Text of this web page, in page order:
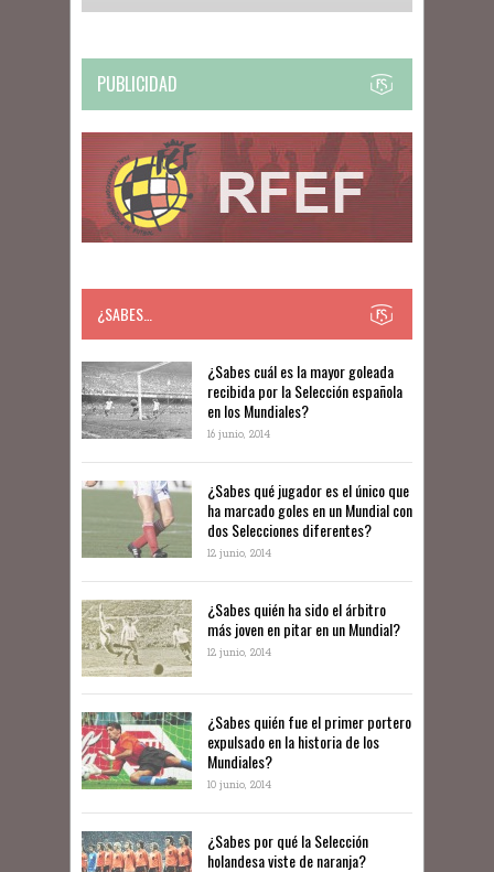
PUBLICIDAD
¿SABES…
​​¿Sabes cuál es la mayor goleada
recibida por la Selección española
en los Mundiales?
16 junio, 2014
¿Sabes qué jugador es el único que
ha marcado goles en un Mundial con
dos Selecciones diferentes?
12 junio, 2014
¿Sabes quién ha sido el árbitro
más joven en pitar en un Mundial?
12 junio, 2014
¿Sabes quién fue el primer portero
expulsado en la historia de los
Mundiales?
10 junio, 2014
​¿Sabes por qué la Selección
holandesa viste de naranja?